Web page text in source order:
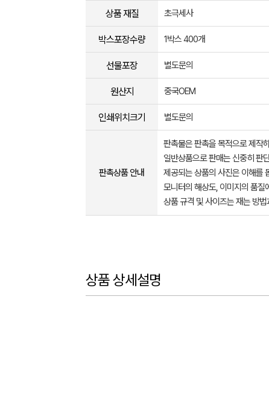
상품 재질 초극세사
박스포장수량 1박스 400개
선물포장 별도문의
원산지 중국OEM
인쇄위치크기 별도문의
판촉상품 안내
판촉물은 판촉을 목적으로 제작
일반상품으로 판매는 신중히 판
제공되는 상품의 사진은 이해를
모니터의 해상도, 이미지의 품질
상품 규격 및 사이즈는 재는 방
상품 상세설명